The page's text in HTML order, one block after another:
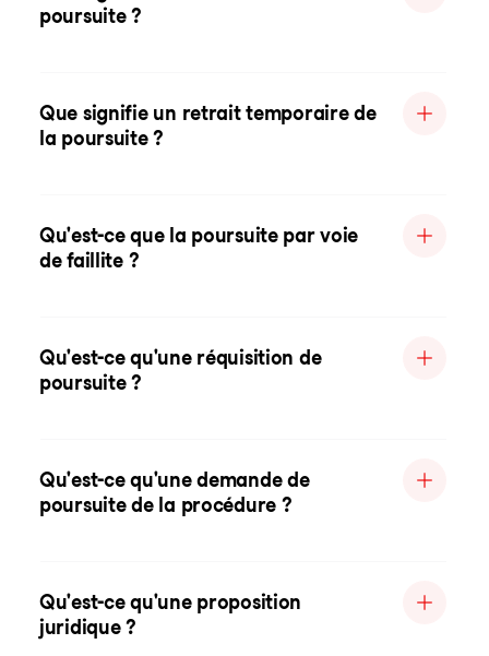
poursuite ?
Que signifie un retrait temporaire de
la poursuite ?
Qu'est-ce que la poursuite par voie
de faillite ?
Qu'est-ce qu'une réquisition de
poursuite ?
Qu'est-ce qu'une demande de
poursuite de la procédure ?
Qu'est-ce qu'une proposition
juridique ?